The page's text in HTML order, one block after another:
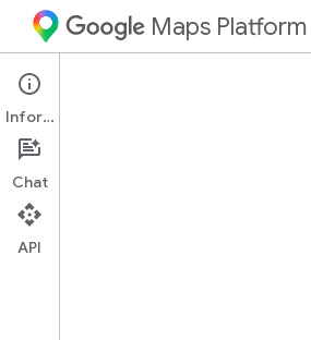
Maps Platform
Web Services
Guias para desenvolvedores v4
Informações
Chat
API